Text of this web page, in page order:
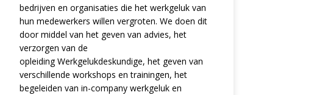
bedrijven en organisaties die het werkgeluk van
hun medewerkers willen vergroten. We doen dit
door middel van het geven van advies, het
verzorgen van de
opleidingWerkgelukdeskundige, het geven van
verschillende workshops en trainingen, het
begeleiden van in-company werkgeluk en